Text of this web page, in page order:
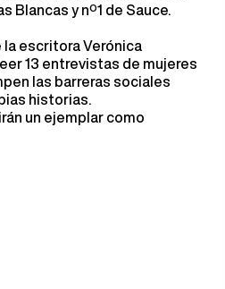
Blancas y nº1 de Sauce.
la escritora Verónica
13 entrevistas de mujeres
las barreras sociales
historias.
un ejemplar como